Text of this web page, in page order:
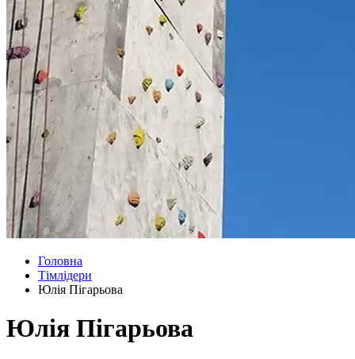
Головна
Тімлідери
Юлія Пігарьова
Юлія Пігарьова